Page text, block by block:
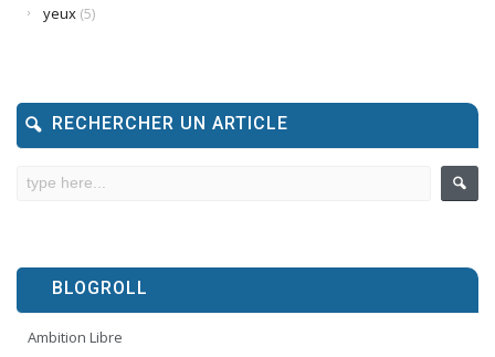
yeux (5)
RECHERCHER UN ARTICLE
BLOGROLL
Ambition Libre